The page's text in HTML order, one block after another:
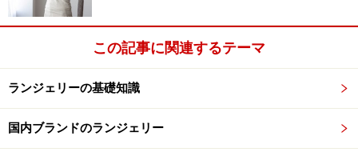
つになってもセクシーで魅力的に見えるのは、ランジェ
勝負下着は、パートナーを大切にする気持
この記事に関連するテーマ
ランジェリーの基礎知識
国内ブランドのランジェリー